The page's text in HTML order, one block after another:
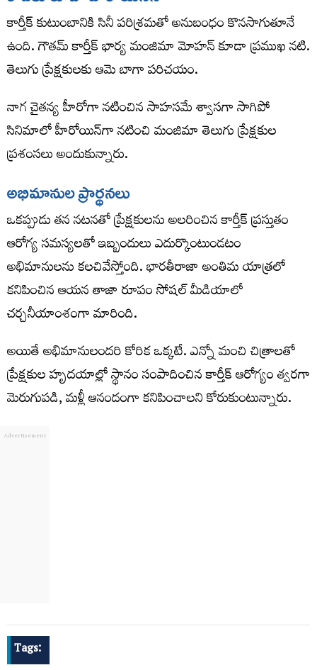
కార్తీక్ కుటుంబానికి సినీ పరిశ్రమతో అనుబంధం కొనసాగుతూనే
ఉంది. గౌతమ్ కార్తీక్ భార్య మంజిమా మోహన్ కూడా ప్రముఖ నటి.
తెలుగు ప్రేక్షకులకు ఆమె బాగా పరిచయం.
నాగ చైతన్య హీరోగా నటించిన సాహసమే శ్వాసగా సాగిపో
సినిమాలో హీరోయిన్‌గా నటించి మంజిమా తెలుగు ప్రేక్షకుల
ప్రశంసలు అందుకున్నారు.
అభిమానుల ప్రార్థనలు
ఒకప్పుడు తన నటనతో ప్రేక్షకులను అలరించిన కార్తీక్ ప్రస్తుతం
ఆరోగ్య సమస్యలతో ఇబ్బందులు ఎదుర్కొంటుండటం
అభిమానులను కలచివేస్తోంది. భారతీరాజా అంతిమ యాత్రలో
కనిపించిన ఆయన తాజా రూపం సోషల్ మీడియాలో
చర్చనీయాంశంగా మారింది.
అయితే అభిమానులందరి కోరిక ఒక్కటే. ఎన్నో మంచి చిత్రాలతో
ప్రేక్షకుల హృదయాల్లో స్థానం సంపాదించిన కార్తీక్ ఆరోగ్యం త్వరగా
మెరుగుపడి, మళ్లీ ఆనందంగా కనిపించాలని కోరుకుంటున్నారు.
Tags: